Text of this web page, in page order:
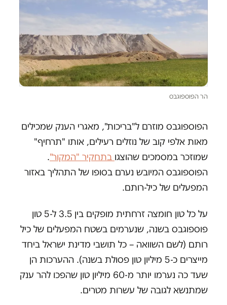
הר הפוספוגבס
הפוספוגבס מוזרם ל"בריכות", מאגרי הענק שמכילים
מאות אלפי קוב של נוזלים רעילים, אותו "תרחיף"
שמוזכר במסמכים שהוצגו בתחקיר "המקור".
הפוספוגבס המיובש נערם בסופו של התהליך באזור
המפעלים של כיל-רותם.
על כל טון חומצה זרחתית מופקים בין 3.5 ל-5 טון
פוספוגבס בשנה, שנערמים בשטח המפעלים של כיל
רותם (לשם השוואה – כל תושבי מדינת ישראל ביחד
מייצרים כ-5 מיליון טון פסולת בשנה). ההערכות הן
שעד כה נערמו יותר מ-60 מיליון טון שהפכו להר ענק
שמתנשא לגובה של עשרות מטרים.